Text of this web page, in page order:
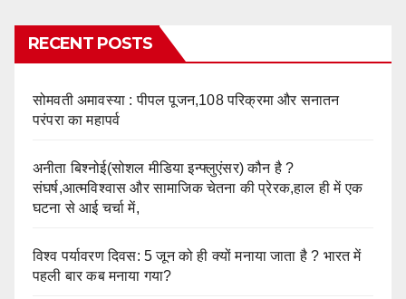
RECENT POSTS
सोमवती अमावस्या : पीपल पूजन,108 परिक्रमा और सनातन
परंपरा का महापर्व
अनीता बिश्नोई(सोशल मीडिया इन्फ्लुएंसर) कौन है ?
संघर्ष,आत्मविश्वास और सामाजिक चेतना की प्रेरक,हाल ही में एक
घटना से आई चर्चा में,
विश्व पर्यावरण दिवस: 5 जून को ही क्यों मनाया जाता है ? भारत में
पहली बार कब मनाया गया?